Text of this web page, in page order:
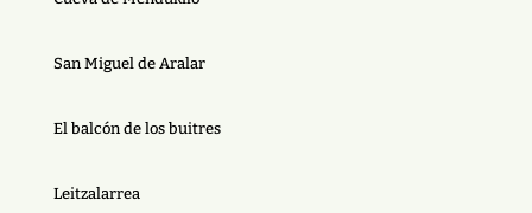
San Miguel de Aralar
El balcón de los buitres
Leitzalarrea